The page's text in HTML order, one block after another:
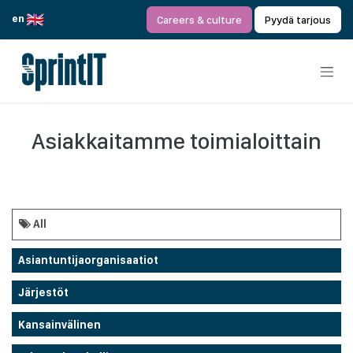
en
Careers & culture Pyydä tarjous
Asiakkaitamme toimialoittain
All
Asiantuntijaorganisaatiot
Järjestöt
Kansainvälinen